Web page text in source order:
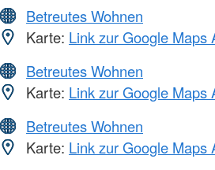
Betreutes Wohnen
Karte: Link zur Google Maps
Betreutes Wohnen
Karte: Link zur Google Maps
Betreutes Wohnen
Karte: Link zur Google Maps